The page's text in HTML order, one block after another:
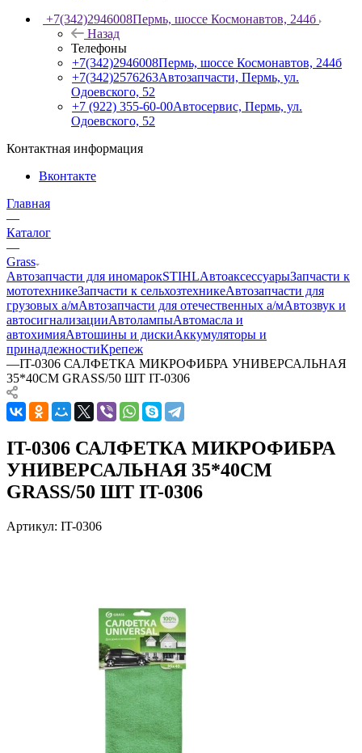
+7(342)2946008Пермь, шоссе Космонавтов, 244б
Назад
Телефоны
+7(342)2946008Пермь, шоссе Космонавтов, 244б
+7(342)2576263Автозапчасти, Пермь, ул.
Одоевского, 52
+7 (922) 355-60-00Автосервис, Пермь, ул.
Одоевского, 52
Контактная информация
Вконтакте
Главная
—
Каталог
—
Grass
Автозапчасти для иномарокSTIHLАвтоаксессуарыЗапчасти к
мототехникеЗапчасти к сельхозтехникеАвтозапчасти для
грузовых а/мАвтозапчасти для отечественных а/мАвтозвук и
автосигнализацииАвтолампыАвтомасла и
автохимияАвтошины и дискиАккумуляторы и
принадлежностиКрепеж
—IT-0306 САЛФЕТКА МИКРОФИБРА УНИВЕРСАЛЬНАЯ
35*40СМ GRASS/50 ШТ IT-0306
IT-0306 САЛФЕТКА МИКРОФИБРА
УНИВЕРСАЛЬНАЯ 35*40СМ
GRASS/50 ШТ IT-0306
Артикул: IT-0306